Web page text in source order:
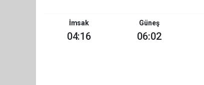
İmsak
04:16
Güneş
06:02